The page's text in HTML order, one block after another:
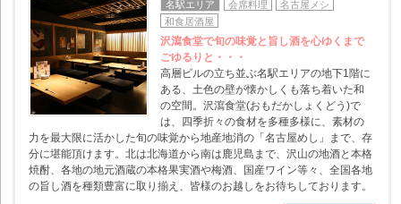
名駅エリア 会席料理
名古屋メシ
和食居酒屋
沢瀉食堂で旬の味覚と旨し酒を心ゆくまで
ごゆるりと・・・
高層ビルの立ち並ぶ名駅エリアの地下1階に
ある、土色の壁が懐かしくも落ち着いた和
の空間。沢瀉食堂(おもだかしょくどう)で
は、四季折々の食材を多種多様に、素材の
力を最大限に活かした旬の味覚から地産地消の「名古屋めし」まで、存
分に堪能頂けます。北は北海道から南は鹿児島まで、沢山の地酒と本格
焼酎、各地の地元酒蔵の本格果実酒や梅酒、国産ワイン等々、全国各地
の旨し酒を種類豊富に取り揃え、皆様のお越しをお待ちしております。